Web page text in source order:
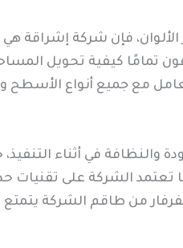
فإن شركة إشراقة
تمامًا كيفية تحويل
مع جميع أنواع الأسطح
في أثناء
تعتمد الشركة على تقنيات
من طاقم الشركة يتمتع